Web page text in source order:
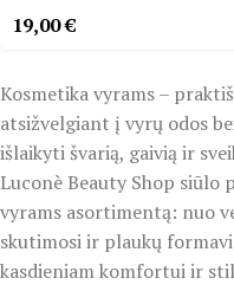
19,00€
Kosmetika vyrams –
atsižvelgiant į vyrų odos
išlaikyti švarią, gaivią ir
Luconè Beauty Shop
vyrams asortimentą: nuo
skutimosi ir plaukų
kasdieniam komfortui ir